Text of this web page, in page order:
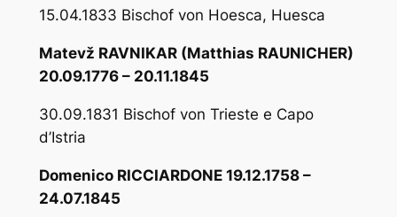
15.04.1833 Bischof von Hoesca, Huesca
Matevž RAVNIKAR (Matthias RAUNICHER)
20.09.1776 – 20.11.1845
30.09.1831 Bischof von Trieste e Capo
d’Istria
Domenico RICCIARDONE 19.12.1758 –
24.07.1845